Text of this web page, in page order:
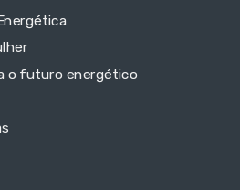
o futuro energético